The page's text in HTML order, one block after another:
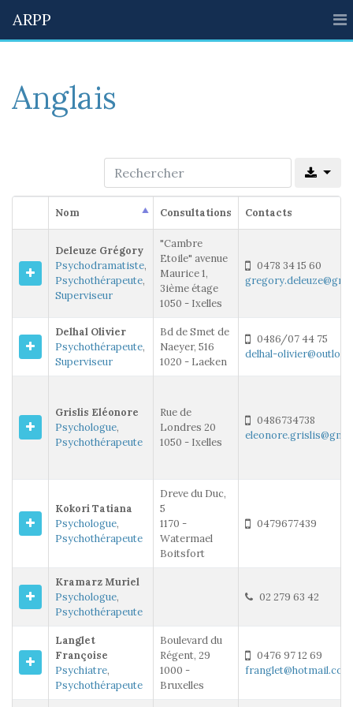
ARPP
Anglais
Nom Consultations Contacts
Deleuze Grégory
Psychodramatiste,
Psychothérapeute,
Superviseur
"Cambre
Etoile" avenue
Maurice 1,
3ième étage
1050 - Ixelles
0478 34 15 60
Delhal Olivier
Psychothérapeute,
Superviseur
Bd de Smet de
Naeyer, 516
1020 - Laeken
0486/07 44 75
delhal-
Grislis Eléonore
Psychologue,
Psychothérapeute
Rue de
Londres 20
1050 - Ixelles
0486734738
Kokori Tatiana
Psychologue,
Psychothérapeute
Dreve du Duc,
5
1170 -
Watermael
Boitsfort
0479677439
Kramarz Muriel
Psychologue,
Psychothérapeute
02 279 63 42
Langlet
Françoise
Psychiatre,
Psychothérapeute
Boulevard du
Régent, 29
1000 -
Bruxelles
0476 97 12 69
franglet@hotmail.com